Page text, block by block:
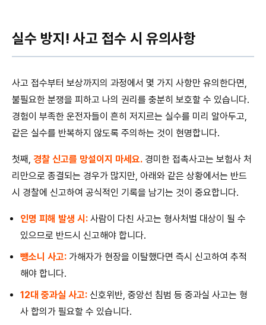
실수 방지! 사고 접수 시 유의사항
사고 접수부터 보상까지의 과정에서 몇 가지 사항만 유의한다면,
불필요한 분쟁을 피하고 나의 권리를 충분히 보호할 수 있습니다.
경험이 부족한 운전자들이 흔히 저지르는 실수를 미리 알아두고,
같은 실수를 반복하지 않도록 주의하는 것이 현명합니다.
첫째, 경찰 신고를 망설이지 마세요. 경미한 접촉사고는 보험사 처
리만으로 종결되는 경우가 많지만, 아래와 같은 상황에서는 반드
시 경찰에 신고하여 공식적인 기록을 남기는 것이 중요합니다.
인명 피해 발생 시: 사람이 다친 사고는 형사처벌 대상이 될 수
있으므로 반드시 신고해야 합니다.
뺑소니 사고: 가해자가 현장을 이탈했다면 즉시 신고하여 추적
해야 합니다.
12대 중과실 사고: 신호위반, 중앙선 침범 등 중과실 사고는 형
사 합의가 필요할 수 있습니다.